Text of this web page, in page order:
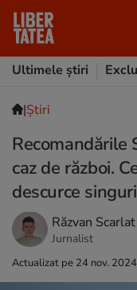
Ultimele știri
|Ştiri
Recomandările
caz de război.
descurce
Răzvan Scarlat
Jurnalist
Actualizat pe 24 nov.